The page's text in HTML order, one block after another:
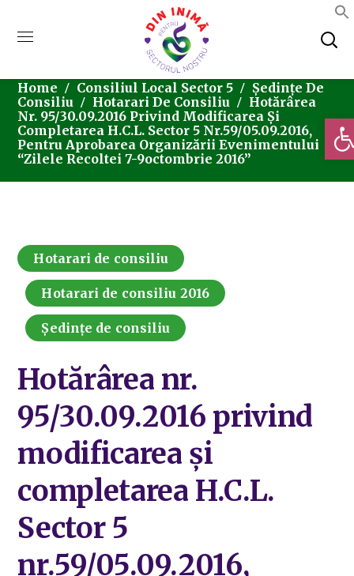
Home Consiliul Local Sector 5
Ședințe De
Consiliu
Hotarari De Consiliu
Hotărârea
Nr. 95/30.09.2016 Privind Modificarea Și
Completarea H.C.L. Sector 5 Nr.59/05.09.2016,
Pentru Aprobarea Organizării Evenimentului
“Zilele Recoltei 7-9octombrie 2016”
Hotarari de consiliu
Hotarari de consiliu 2016
Ședințe de consiliu
Hotărârea nr.
95/30.09.2016 privind
modificarea și
completarea H.C.L.
Sector 5
nr.59/05.09.2016,